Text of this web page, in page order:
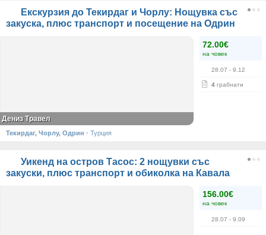
Екскурзия до Текирдаг и Чорлу: Нощувка със
закуска, плюс транспорт и посещение на Одрин
72.00€
на човек
28.07 - 9.12
4 грабнати
Дениз Травел
Текирдаг, Чорлу, Одрин · Турция
Уикенд на остров Тасос: 2 нощувки със
закуски, плюс транспорт и обиколка на Кавала
156.00€
на човек
28.07 - 9.09